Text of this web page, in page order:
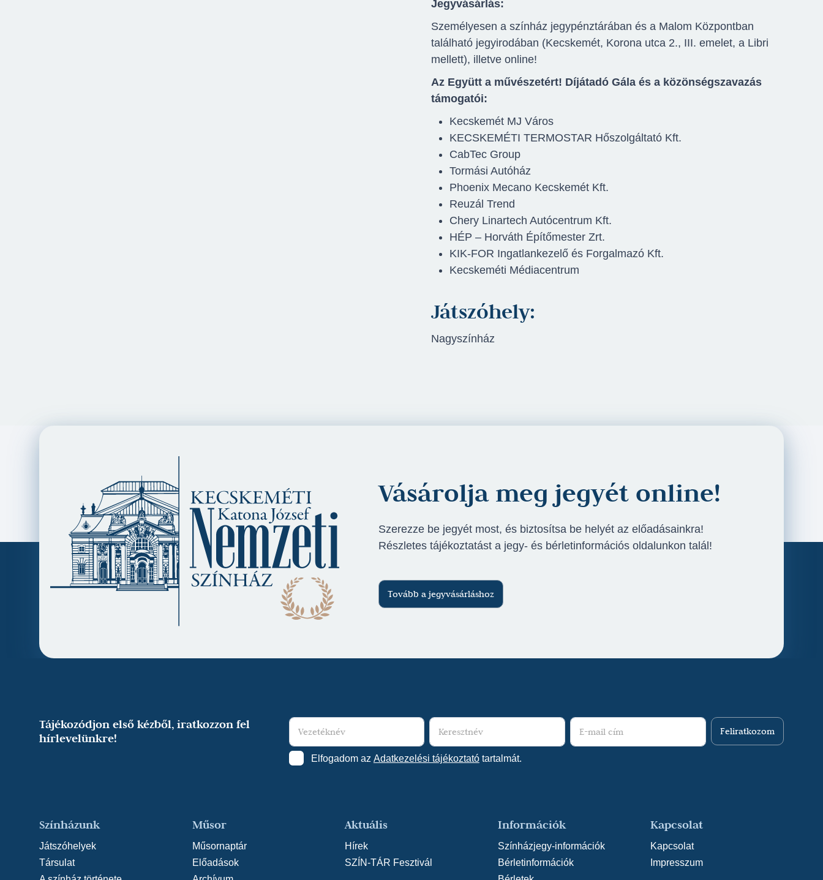
Jegyvásárlás:
Személyesen a színház jegypénztárában és a Malom Központban
található jegyirodában (Kecskemét, Korona utca 2., III. emelet, a Libri
mellett), illetve online!
Az Együtt a művészetért! Díjátadó Gála és a közönségszavazás
támogatói:
Kecskemét MJ Város
KECSKEMÉTI TERMOSTAR Hőszolgáltató Kft.
CabTec Group
Tormási Autóház
Phoenix Mecano Kecskemét Kft.
Reuzál Trend
Chery Linartech Autócentrum Kft.
HÉP – Horváth Építőmester Zrt.
KIK-FOR Ingatlankezelő és Forgalmazó Kft.
Kecskeméti Médiacentrum
Játszóhely:
Nagyszínház
Vásárolja meg jegyét online!
Szerezze be jegyét most, és biztosítsa be helyét az előadásainkra!
Részletes tájékoztatást a jegy- és bérletinformációs oldalunkon talál!
Tovább a jegyvásárláshoz
Tájékozódjon első kézből, iratkozzon fel
hírlevelünkre!
Elfogadom az Adatkezelési tájékoztató tartalmát.
Feliratkozom
Színházunk
Játszóhelyek
Társulat
Műsor
Műsornaptár
Előadások
Aktuális
Hírek
SZÍN-TÁR Fesztivál
Információk
Színházjegy-információk
Bérletinformációk
Kapcsolat
Kapcsolat
Impresszum